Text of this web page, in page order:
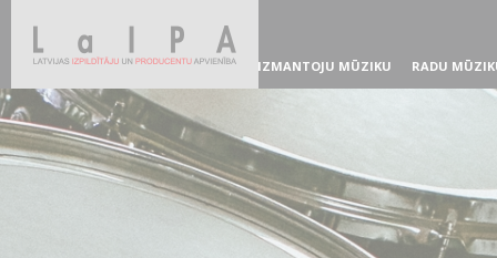
IZMANTOJU MŪZIKU RADU